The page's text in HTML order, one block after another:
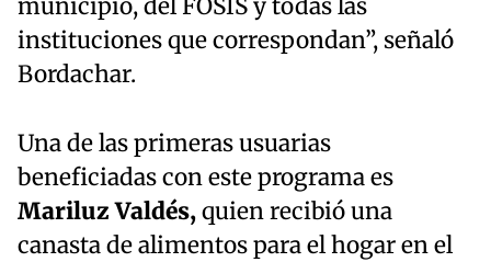
municipio, del FOSIS y todas las
instituciones que correspondan”, señaló
Bordachar.
Una de las primeras usuarias
beneficiadas con este programa es
Mariluz Valdés,quien recibió una
canasta de alimentos para el hogar en el